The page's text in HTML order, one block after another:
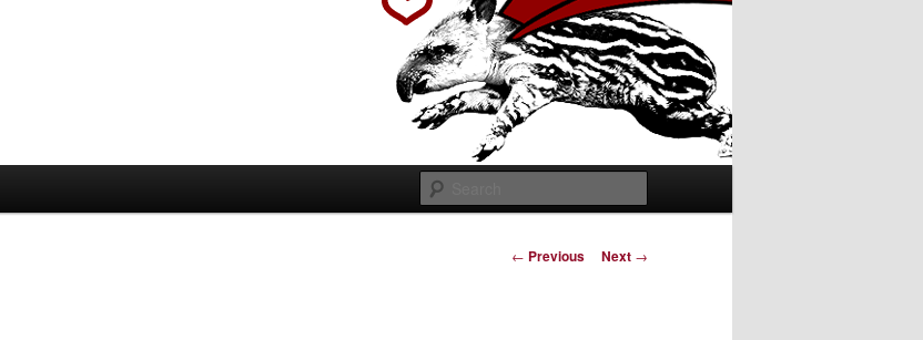
Post
← Previous Next →